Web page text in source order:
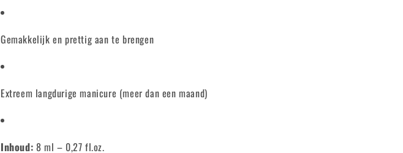
Gemakkelijk en prettig aan te brengen
Extreem langdurige manicure (meer dan een maand)
Inhoud: 8 ml – 0,27 fl.oz.